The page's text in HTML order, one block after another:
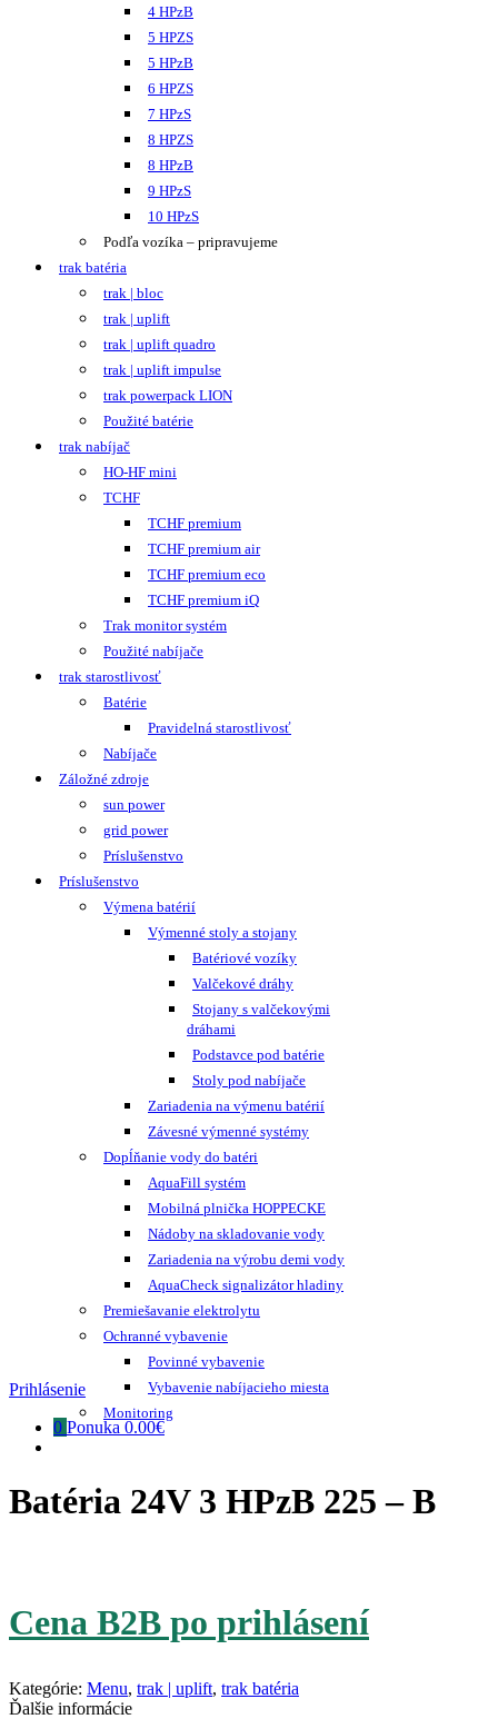
4 HPzB
5 HPZS
5 HPzB
6 HPZS
7 HPzS
8 HPZS
8 HPzB
9 HPzS
10 HPzS
Podľa vozíka – pripravujeme
trak batéria
trak | bloc
trak | uplift
trak | uplift quadro
trak | uplift impulse
trak powerpack LION
Použité batérie
trak nabíjač
HO-HF mini
TCHF
TCHF premium
TCHF premium air
TCHF premium eco
TCHF premium iQ
Trak monitor systém
Použité nabíjače
trak starostlivosť
Batérie
Pravidelná starostlivosť
Nabíjače
Záložné zdroje
sun power
grid power
Príslušenstvo
Príslušenstvo
Výmena batérií
Výmenné stoly a stojany
Batériové vozíky
Valčekové dráhy
Stojany s valčekovými
dráhami
Podstavce pod batérie
Stoly pod nabíjače
Zariadenia na výmenu batérií
Závesné výmenné systémy
Dopĺňanie vody do batéri
AquaFill systém
Mobilná plnička HOPPECKE
Nádoby na skladovanie vody
Zariadenia na výrobu demi vody
AquaCheck signalizátor hladiny
Premiešavanie elektrolytu
Ochranné vybavenie
Povinné vybavenie
Vybavenie nabíjacieho miesta
Monitoring
Prihlásenie
0 Ponuka 0.00€
Batéria 24V 3 HPzB 225 – B
Cena B2B po prihlásení
Kategórie: Menu, trak | uplift, trak batéria
Ďalšie informácie